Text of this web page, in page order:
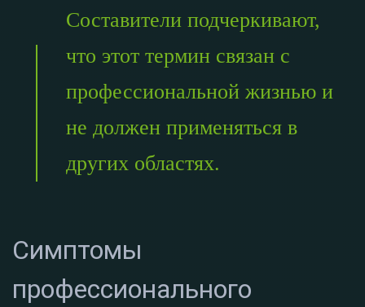
Составители подчеркивают,
что этот термин связан с
профессиональной жизнью и
не должен применяться в
других областях.
Симптомы
профессионального